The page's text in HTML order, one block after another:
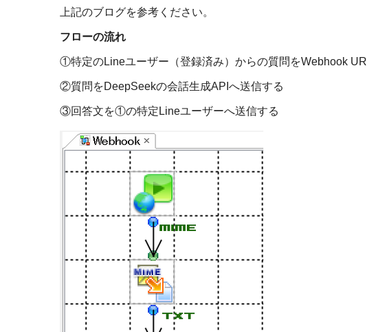
上記のブログを参考ください。
フローの流れ
①特定のLineユーザー（登録済み）からの質問をWebhook
②質問をDeepSeekの会話生成API へ送信する
③回答文を①の特定 Lineユーザーへ送信する